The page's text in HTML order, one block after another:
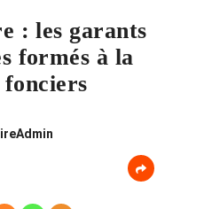
: les garants
formés à la
fonciers